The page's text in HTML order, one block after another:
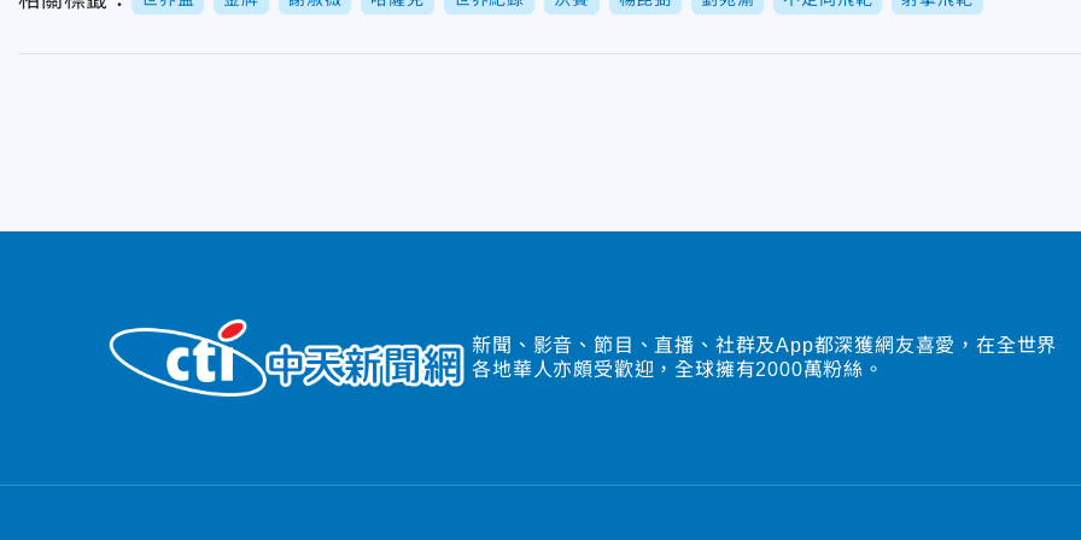
新聞、影音、節目、直播、社群及App都深獲網友喜愛，在全世界
各地華人亦頗受歡迎，全球擁有2000萬粉絲。